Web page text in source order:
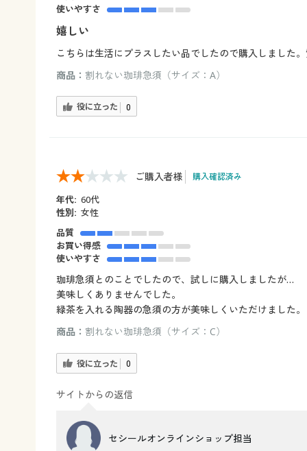
使いやすさ
嬉しい
こちらは生活にプラスしたい品でしたので購入しました
商品： 割れない珈琲急須（サイズ：A）
役に立った 0
ご購入者様 購入確認済み
年代: 60代
性別: 女性
品質
お買い得感
使いやすさ
珈琲急須とのことでしたので、試しに購入しましたが…
美味しくありませんでした。
緑茶を入れる陶器の急須の方が美味しくいただけました。
商品： 割れない珈琲急須（サイズ：C）
役に立った 0
サイトからの返信
セシールオンラインショップ担当